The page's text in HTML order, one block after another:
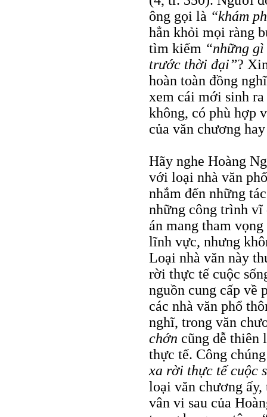
ông gọi là “khám
hẳn khỏi mọi ràng
tìm kiếm “những
trước thời đại”?
hoàn toàn đồng
xem cái mới sinh
không, có phù hợp
của văn chương
Hãy nghe Hoàng
với loại nhà văn
nhắm đến những
những công trình
án mang tham
lĩnh vực, nhưng
Loại nhà văn này
rời thực tế cuộc
nguồn cung cấp về
các nhà văn phổ
nghĩ, trong văn
chớn cũng dễ thiên
thực tế. Công
xa rời thực tế cuộc
loại văn chương
vân vi sau của